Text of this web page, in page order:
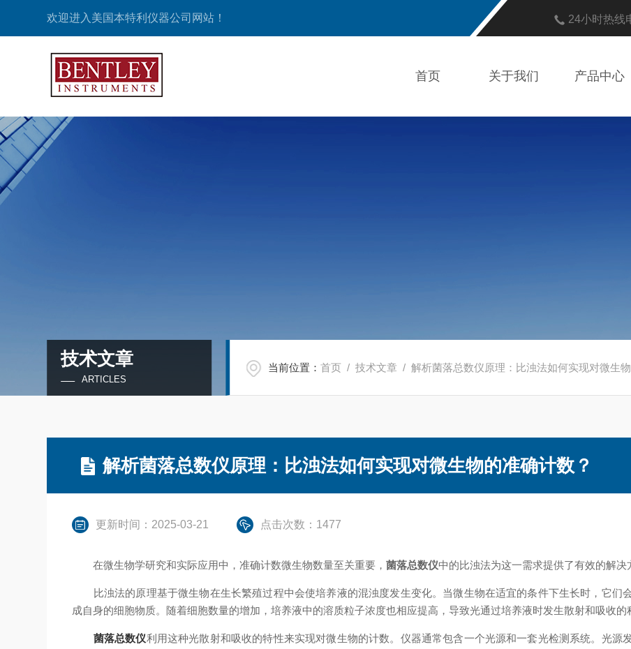
欢迎进入美国本特利仪器公司网站！ 24小时热线
首页 关于我们 产品中心
技术文章
ARTICLES
当前位置：首页 /技术文章 / 解析菌落总数仪原理：比浊法如何实现对微生
解析菌落总数仪原理：比浊法如何实现对微生物的准确计数？
更新时间：2025-03-21 点击次数：1477
在微生物学研究和实际应用中，准确计数微生物数量至关重要，菌落总数仪中的比浊法为这一需求提供了有效的解决
比浊法的原理基于微生物在生长繁殖过程中会使培养液的混浊度发生变化。当微生物在适宜的条件下生长时，它们
成自身的细胞物质。随着细胞数量的增加，培养液中的溶质粒子浓度也相应提高，导致光通过培养液时发生散射和吸收的
菌落总数仪利用这种光散射和吸收的特性来实现对微生物的计数。仪器通常包含一个光源和一套光检测系统。光源